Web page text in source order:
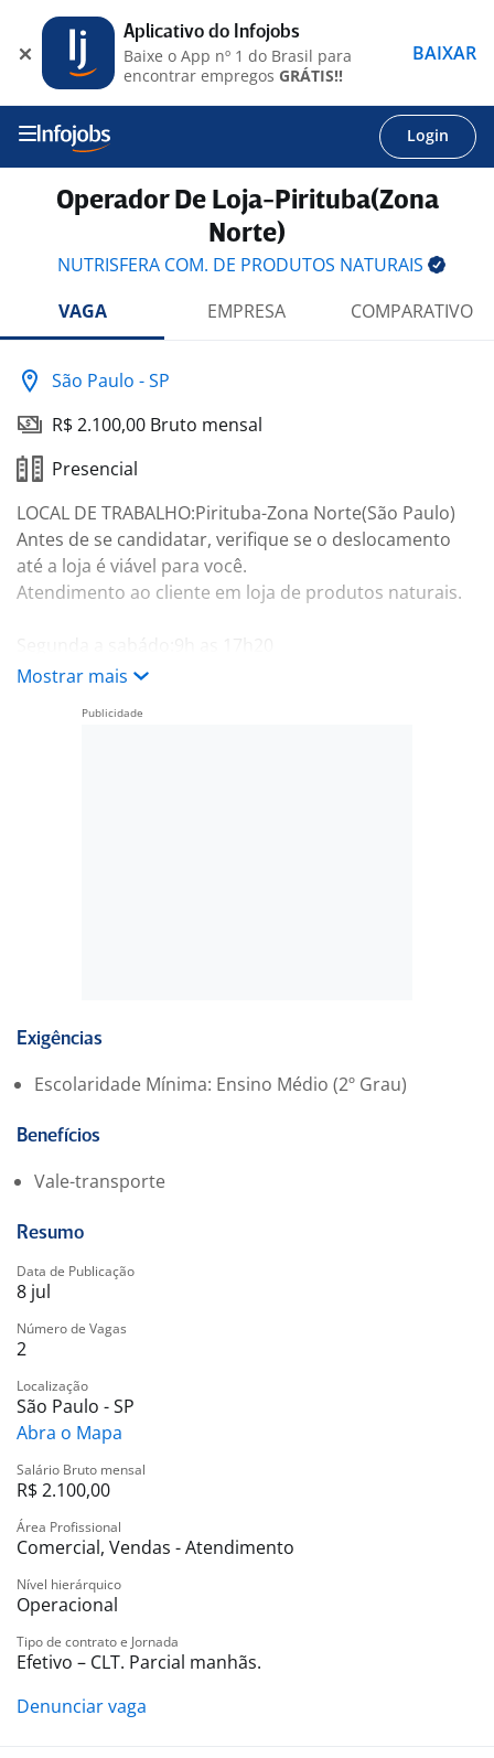
Login
Operador De Loja-Pirituba(Zona
Norte)
NUTRISFERA COM. DE PRODUTOS NATURAIS
VAGA
EMPRESA COMPARATIVO
São Paulo - SP
R$ 2.100,00 Bruto mensal
Presencial
LOCAL DE TRABALHO:Pirituba-Zona Norte(São Paulo)
Antes de se candidatar, verifique se o deslocamento
até a loja é viável para você.
Atendimento ao cliente em loja de produtos naturais.
Domingos e feriados:10h as 16h20
Mostrar mais
Exigências
Escolaridade Mínima: Ensino Médio (2º Grau)
Benefícios
Vale-transporte
Resumo
Data de Publicação
8 jul
Número de Vagas
2
Localização
São Paulo - SP
Abra o Mapa
Salário Bruto mensal
R$ 2.100,00
Área Profissional
Comercial, Vendas - Atendimento
Nível hierárquico
Operacional
Tipo de contrato e Jornada
Efetivo – CLT. Parcial manhãs.
Denunciar vaga
Aplicativo do Infojobs
Baixe o App nº 1 do Brasil para
encontrar empregos GRÁTIS!!
BAIXAR